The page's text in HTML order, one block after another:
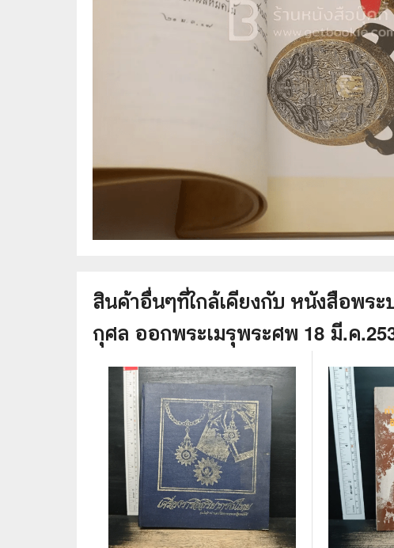
สินค้าอื่นๆที่ใกล้เคียงกับ หนังสือพระ
กุศล ออกพระเมรุพระศพ 18 มี.ค
💀 ผี สยองขวัญ ระทึกขวัญ
⛺ ผจญภัย
นิยาย วรรณกรรม
🪐 ความรู้สำห
🐲 นิทาน